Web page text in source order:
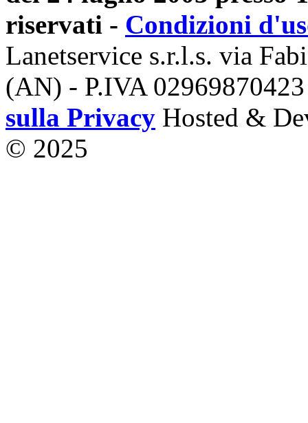
riservati - Condizioni
Lanetservice s.r.l.s. via
(AN) - P.IVA
sulla Privacy Hosted &
© 2025